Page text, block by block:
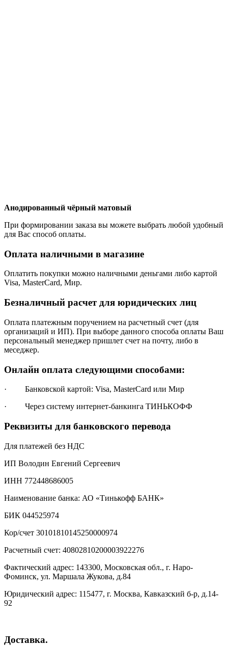
Анодированный чёрный матовый
При формировании заказа вы можете выбрать любой удобный
для Вас способ оплаты.
Оплата наличными в магазине
Оплатить покупки можно наличными деньгами либо картой
Visa, MasterCard, Мир.
Безналичный расчет для юридических лиц
Оплата платежным поручением на расчетный счет (для
организаций и ИП). При выборе данного способа оплаты Ваш
персональный менеджер пришлет счет на почту, либо в
меседжер.
Онлайн оплата следующими способами:
· Банковской картой: Visa, MasterCard или Мир
· Через систему интернет-банкинга ТИНЬКОФФ
Реквизиты для банковского перевода
Для платежей без НДС
ИП Володин Евгений Сергеевич
ИНН 772448686005
Наименование банка: АО «Тинькофф БАНК»
БИК 044525974
Кор/счет 30101810145250000974
Расчетный счет: 40802810200003922276
Фактический адрес: 143300, Московская обл., г. Наро-
Фоминск, ул. Маршала Жукова, д.84
Юридический адрес: 115477, г. Москва, Кавказский б-р, д.14-
92
Доставка.